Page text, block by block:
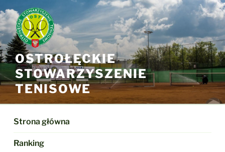
do
treści
OSTROŁĘCKIE
STOWARZYSZENIE
TENISOWE
Strona główna
Ranking